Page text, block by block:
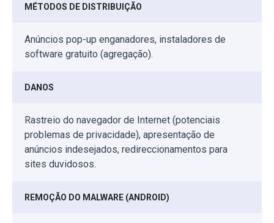
MÉTODOS DE DISTRIBUIÇÃO
Anúncios pop-up enganadores, instaladores de
software gratuito (agregação).
DANOS
Rastreio do navegador de Internet (potenciais
problemas de privacidade), apresentação de
anúncios indesejados, redireccionamentos para
sites duvidosos.
REMOÇÃO DO MALWARE (ANDROID)